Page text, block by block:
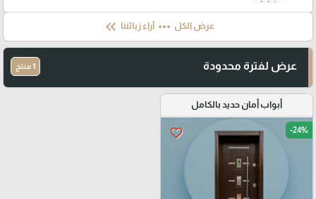
عرض الكل more_horiz آراء زبائننا keyboard_double_arrow_left
عرض لفترة محدودة 1 منتج
أبواب أمان حديد بالكامل
favorite_border -24%